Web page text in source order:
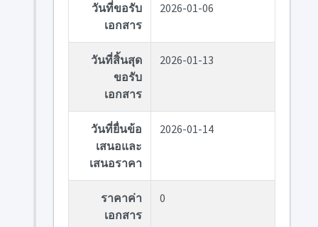
วันที่ขอรับ
เอกสาร
2026-01-06
วันที่สิ้นสุด
ขอรับ
เอกสาร
2026-01-13
วันที่ยื่นข้อ
เสนอและ
เสนอราคา
2026-01-14
ราคาค่า
เอกสาร
0